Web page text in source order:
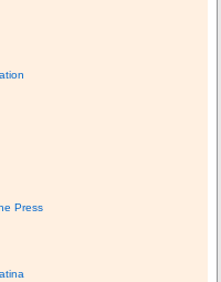
Press